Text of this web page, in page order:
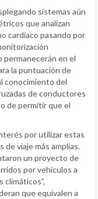
sistemas aún
que analizan
cardíaco pasando por
permanecerán en el
la puntuación de
conocimiento del
de conductores
de permitir que el
por utilizar estas
de viaje más amplias.
un proyecto de
por vehículos a
climáticos”,
que equivalen a